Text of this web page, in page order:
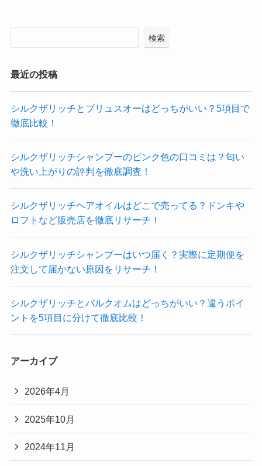
検索
最近の投稿
シルクザリッチとプリュスオーはどっちがいい？5項目で
徹底比較！
シルクザリッチシャンプーのピンク色の口コミは？匂い
や洗い上がりの評判を徹底調査！
シルクザリッチヘアオイルはどこで売ってる？ドンキや
ロフトなど販売店を徹底リサーチ！
シルクザリッチシャンプーはいつ届く？実際に定期便を
注文して届かない原因をリサーチ！
シルクザリッチとバルクオムはどっちがいい？違うポイ
ントを5項目に分けて徹底比較！
アーカイブ
2026年4月
2025年10月
2024年11月